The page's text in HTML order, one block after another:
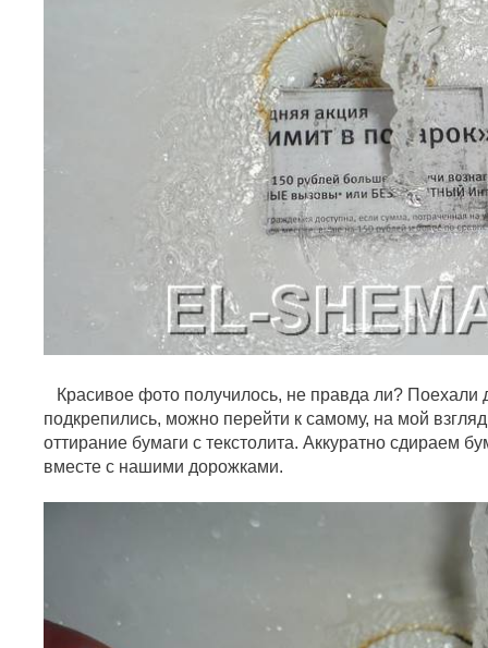
Красивое фото получилось, не правда ли? Поехали
подкрепились, можно перейти к самому, на мой
оттирание бумаги с текстолита. Аккуратно сдираем
вместе с нашими дорожками.